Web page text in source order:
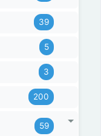
39
5
3
200
59